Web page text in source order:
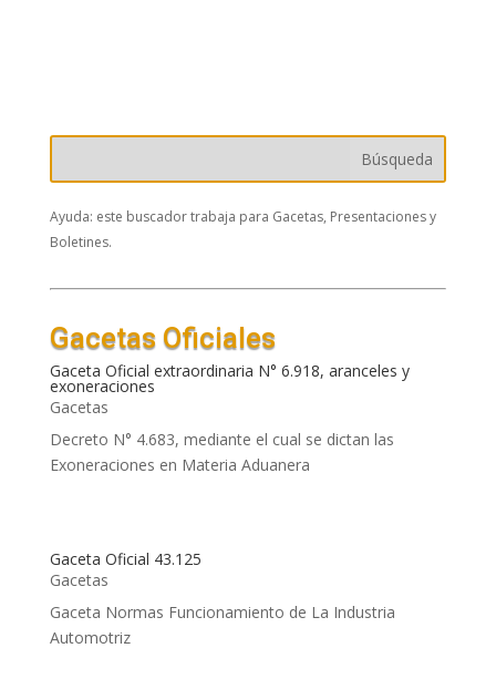
Ayuda: este buscador trabaja para Gacetas, Presentaciones y
Boletines.
Gacetas Oficiales
Gaceta Oficial extraordinaria N° 6.918, aranceles y
exoneraciones
Gacetas
Decreto N° 4.683, mediante el cual se dictan las
Exoneraciones en Materia Aduanera
Gaceta Oficial 43.125
Gacetas
Gaceta Normas Funcionamiento de La Industria
Automotriz